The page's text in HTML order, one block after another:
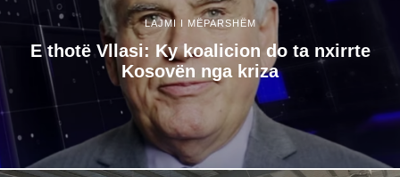
LAJMI I MËPARSHËM
E thotë Vllasi: Ky koalicion do ta nxirrte
Kosovën nga kriza